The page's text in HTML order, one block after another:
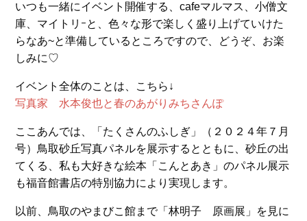
いつも一緒にイベント開催する、cafeマルマス、小僧文
庫、マイトリｰと、色々な形で楽しく盛り上げていけた
らなあ~と準備しているところですので、どうぞ、お楽
しみに♡
イベント全体のことは、こちら↓
写真家 水本俊也と春のあがりみちさんぽ
ここあんでは、「たくさんのふしぎ」（２０２４年７月
号）鳥取砂丘写真パネルを展示するとともに、砂丘の出
てくる、私も大好きな絵本「こんとあき」のパネル展示
も福音館書店の特別協力により実現します。
以前、鳥取のやまびこ館まで「林明子 原画展」を見に